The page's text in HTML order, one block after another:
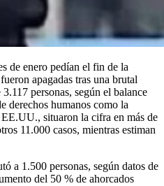
de enero pedían el fin de la
apagadas tras una brutal
personas, según el balance
derechos humanos como la
situaron la cifra en más de
11.000 casos, mientras estiman
a 1.500 personas, según datos de
del 50 % de ahorcados